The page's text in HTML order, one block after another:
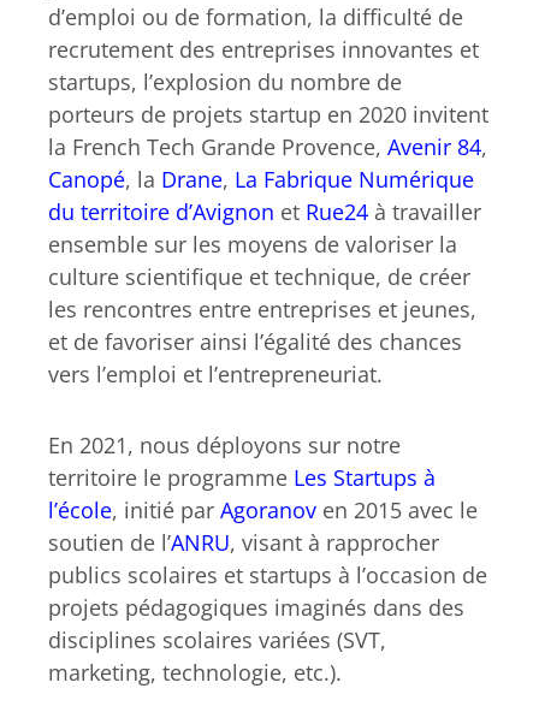
d’emploi ou de formation, la difficulté de
recrutement des entreprises innovantes et
startups, l’explosion du nombre de
porteurs de projets startup en 2020 invitent
la French Tech Grande Provence, Avenir 84,
Canopé, la Drane, La Fabrique Numérique
du territoire d’Avignon et Rue24 à travailler
ensemble sur les moyens de valoriser la
culture scientifique et technique, de créer
les rencontres entre entreprises et jeunes,
et de favoriser ainsi l’égalité des chances
vers l’emploi et l’entrepreneuriat.
En 2021, nous déployons sur notre
territoire le programme Les Startups à
l’école, initié par Agoranov en 2015 avec le
soutien de l’ANRU, visant à rapprocher
publics scolaires et startups à l’occasion de
projets pédagogiques imaginés dans des
disciplines scolaires variées (SVT,
marketing, technologie, etc.).